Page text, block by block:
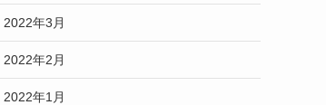
2022年3月
2022年2月
2022年1月